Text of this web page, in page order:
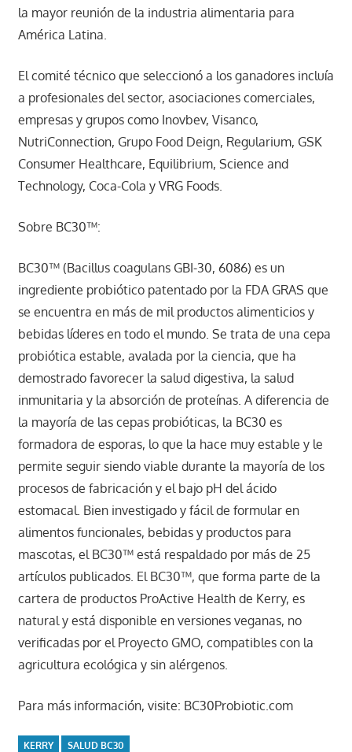
la mayor reunión de la industria alimentaria para
América Latina.
El comité técnico que seleccionó a los ganadores incluía
a profesionales del sector, asociaciones comerciales,
empresas y grupos como Inovbev, Visanco,
NutriConnection, Grupo Food Deign, Regularium, GSK
Consumer Healthcare, Equilibrium, Science and
Technology, Coca-Cola y VRG Foods.
Sobre BC30™:
BC30™ (Bacillus coagulans GBI-30, 6086) es un
ingrediente probiótico patentado por la FDA GRAS que
se encuentra en más de mil productos alimenticios y
bebidas líderes en todo el mundo. Se trata de una cepa
probiótica estable, avalada por la ciencia, que ha
demostrado favorecer la salud digestiva, la salud
inmunitaria y la absorción de proteínas. A diferencia de
la mayoría de las cepas probióticas, la BC30 es
formadora de esporas, lo que la hace muy estable y le
permite seguir siendo viable durante la mayoría de los
procesos de fabricación y el bajo pH del ácido
estomacal. Bien investigado y fácil de formular en
alimentos funcionales, bebidas y productos para
mascotas, el BC30™ está respaldado por más de 25
artículos publicados. El BC30™, que forma parte de la
cartera de productos ProActive Health de Kerry, es
natural y está disponible en versiones veganas, no
verificadas por el Proyecto GMO, compatibles con la
agricultura ecológica y sin alérgenos.
Para más información, visite: BC30Probiotic.com
KERRY SALUD BC30